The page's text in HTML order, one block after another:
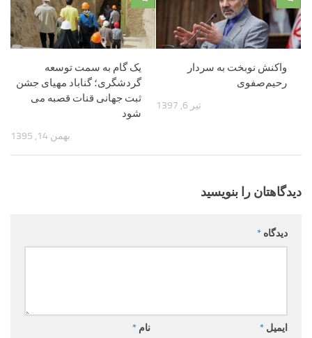
یک گام به سمت توسعه
گردشگری؛ گناباد مهیای جشن
ثبت جهانی قنات قصبه می
شود
بهمن 14, 1395
واکنش نوبخت به سردار
رحیم‌صفوی
تیر 6, 1397
دیدگاهتان را بنویسید
دیدگاه *
نام * ایمیل *